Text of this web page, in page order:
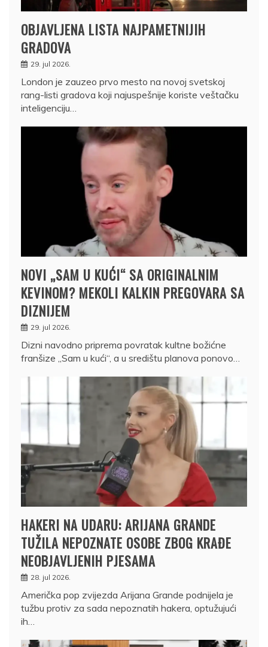
OBJAVLJENA LISTA NAJPAMETNIJIH
GRADOVA
29. jul 2026.
London je zauzeo prvo mesto na novoj svetskoj
rang-listi gradova koji najuspešnije koriste veštačku
inteligenciju…
NOVI „SAM U KUĆI“ SA ORIGINALNIM
KEVINOM? MEKOLI KALKIN PREGOVARA SA
DIZNIJEM
29. jul 2026.
Dizni navodno priprema povratak kultne božićne
franšize „Sam u kući“, a u središtu planova ponovo…
HAKERI NA UDARU: ARIJANA GRANDE
TUŽILA NEPOZNATE OSOBE ZBOG KRAĐE
NEOBJAVLJENIH PJESAMA
28. jul 2026.
Američka pop zvijezda Arijana Grande podnijela je
tužbu protiv za sada nepoznatih hakera, optužujući
ih…